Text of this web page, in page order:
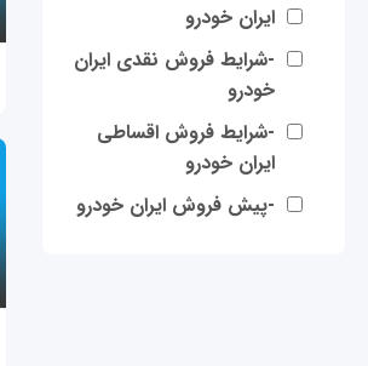
ایران خودرو
-شرایط فروش نقدی ایران
خودرو
-شرایط فروش اقساطی
ایران خودرو
-پیش فروش ایران خودرو